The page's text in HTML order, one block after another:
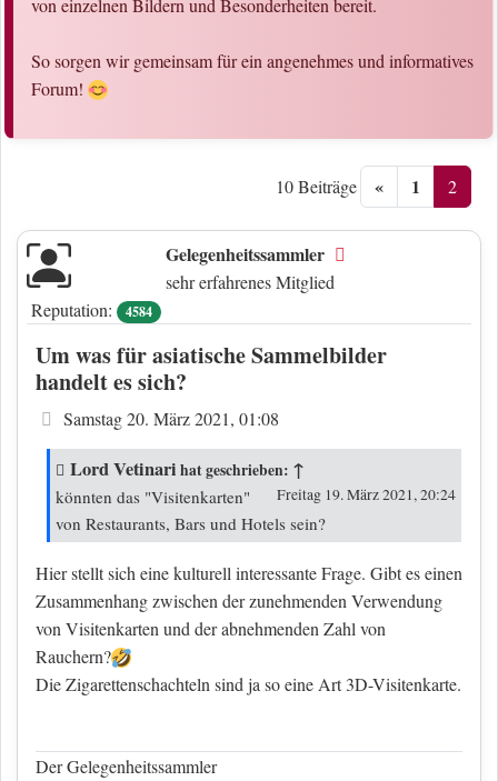
von einzelnen Bildern und Besonderheiten bereit.
So sorgen wir gemeinsam für ein angenehmes und informatives
Forum!
10 Beiträge « 1 2
Gelegenheitssammler
sehr erfahrenes Mitglied
Reputation:
4584
Um was für asiatische Sammelbilder
handelt es sich?
Beitrag
Samstag 20. März 2021, 01:08
Lord Vetinari hat geschrieben: ↑
Freitag 19. März 2021, 20:24
könnten das "Visitenkarten"
von Restaurants, Bars und Hotels sein?
Hier stellt sich eine kulturell interessante Frage. Gibt es einen
Zusammenhang zwischen der zunehmenden Verwendung
von Visitenkarten und der abnehmenden Zahl von
Rauchern?
Die Zigarettenschachteln sind ja so eine Art 3D-Visitenkarte.
Der Gelegenheitssammler